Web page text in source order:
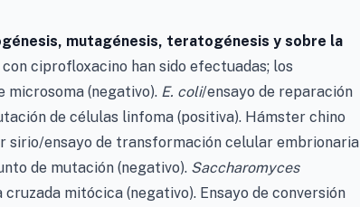
mutagénesis, teratogénesis y sobre la
ciprofloxacino han sido efectuadas; los
microsoma (negativo). E. coli/ensayo de reparación
de células linfoma (positiva). Hámster chino
sirio/ensayo de transformación celular embrionaria
de mutación (negativo). Saccharomyces
mitócica (negativo). Ensayo de conversión